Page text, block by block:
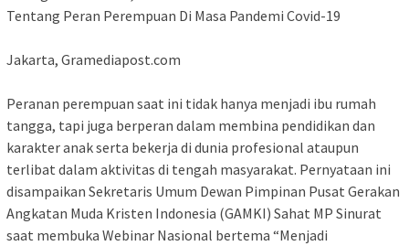
Tentang Peran Perempuan Di Masa Pandemi Covid-19
Jakarta, Gramediapost.com
Peranan perempuan saat ini tidak hanya menjadi ibu rumah
tangga, tapi juga berperan dalam membina pendidikan dan
karakter anak serta bekerja di dunia profesional ataupun
terlibat dalam aktivitas di tengah masyarakat. Pernyataan ini
disampaikan Sekretaris Umum Dewan Pimpinan Pusat Gerakan
Angkatan Muda Kristen Indonesia (GAMKI) Sahat MP Sinurat
saat membuka Webinar Nasional bertema “Menjadi